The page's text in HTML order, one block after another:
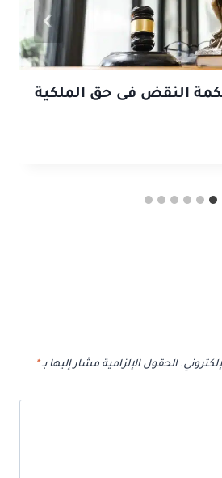
النقض فى حق الملكية
الحقول الإلزامية مشار إليها بـ*